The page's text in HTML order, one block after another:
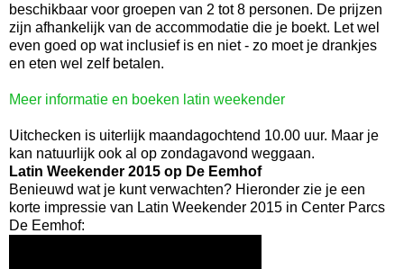
beschikbaar voor groepen van 2 tot 8 personen. De prijzen
zijn afhankelijk van de accommodatie die je boekt. Let wel
even goed op wat inclusief is en niet - zo moet je drankjes
en eten wel zelf betalen.
Meer informatie en boeken latin weekender
Uitchecken is uiterlijk maandagochtend 10.00 uur. Maar je
kan natuurlijk ook al op zondagavond weggaan.
Latin Weekender 2015 op De Eemhof
Benieuwd wat je kunt verwachten? Hieronder zie je een
korte impressie van Latin Weekender 2015 in Center Parcs
De Eemhof: